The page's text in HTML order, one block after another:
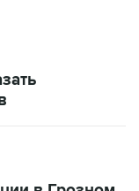
в Грозном